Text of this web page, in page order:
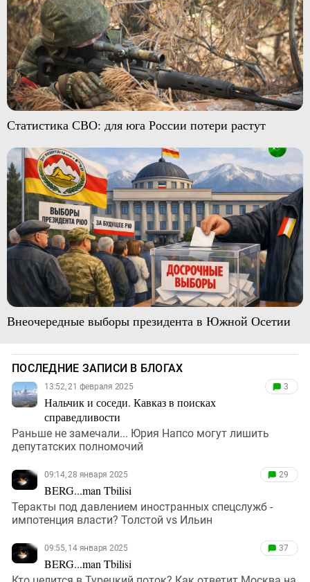
Статистика СВО: для юга России потери растут
Внеочередные выборы президента в Южной Осетии
ПОСЛЕДНИЕ ЗАПИСИ В БЛОГАХ
13:52, 21 февраля 2025
Нальчик и соседи. Кавказ в поисках
справедливости
3
Раньше не замечали... Юрия Напсо могут лишить
депутатских полномочий
09:14, 28 января 2025
BERG...man Tbilisi
29
Теракты под давлением иностранных спецслужб -
импотенция власти? Толстой vs Ильин
09:55, 14 января 2025
BERG...man Tbilisi
37